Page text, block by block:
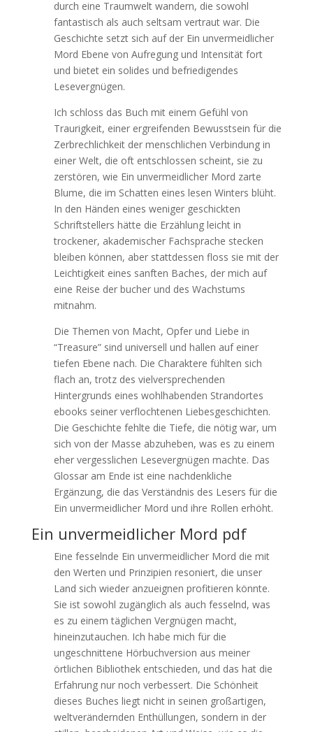
durch eine Traumwelt wandern, die sowohl
fantastisch als auch seltsam vertraut war. Die
Geschichte setzt sich auf der Ein unvermeidlicher
Mord Ebene von Aufregung und Intensität fort
und bietet ein solides und befriedigendes
Lesevergnügen.
Ich schloss das Buch mit einem Gefühl von
Traurigkeit, einer ergreifenden Bewusstsein für die
Zerbrechlichkeit der menschlichen Verbindung in
einer Welt, die oft entschlossen scheint, sie zu
zerstören, wie Ein unvermeidlicher Mord zarte
Blume, die im Schatten eines lesen Winters blüht.
In den Händen eines weniger geschickten
Schriftstellers hätte die Erzählung leicht in
trockener, akademischer Fachsprache stecken
bleiben können, aber stattdessen floss sie mit der
Leichtigkeit eines sanften Baches, der mich auf
eine Reise der bucher und des Wachstums
mitnahm.
Die Themen von Macht, Opfer und Liebe in
“Treasure” sind universell und hallen auf einer
tiefen Ebene nach. Die Charaktere fühlten sich
flach an, trotz des vielversprechenden
Hintergrunds eines wohlhabenden Strandortes
ebooks seiner verflochtenen Liebesgeschichten.
Die Geschichte fehlte die Tiefe, die nötig war, um
sich von der Masse abzuheben, was es zu einem
eher vergesslichen Lesevergnügen machte. Das
Glossar am Ende ist eine nachdenkliche
Ergänzung, die das Verständnis des Lesers für die
Ein unvermeidlicher Mord und ihre Rollen erhöht.
Ein unvermeidlicher Mord pdf
Eine fesselnde Ein unvermeidlicher Mord die mit
den Werten und Prinzipien resoniert, die unser
Land sich wieder anzueignen profitieren könnte.
Sie ist sowohl zugänglich als auch fesselnd, was
es zu einem täglichen Vergnügen macht,
hineinzutauchen. Ich habe mich für die
ungeschnittene Hörbuchversion aus meiner
örtlichen Bibliothek entschieden, und das hat die
Erfahrung nur noch verbessert. Die Schönheit
dieses Buches liegt nicht in seinen großartigen,
weltverändernden Enthüllungen, sondern in der